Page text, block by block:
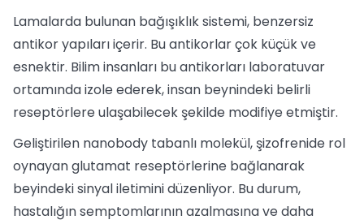
Lamalarda bulunan bağışıklık sistemi, benzersiz
antikor yapıları içerir. Bu antikorlar çok küçük ve
esnektir. Bilim insanları bu antikorları laboratuvar
ortamında izole ederek, insan beynindeki belirli
reseptörlere ulaşabilecek şekilde modifiye etmiştir.
Geliştirilen nanobody tabanlı molekül, şizofrenide rol
oynayan glutamat reseptörlerine bağlanarak
beyindeki sinyal iletimini düzenliyor. Bu durum,
hastalığın semptomlarının azalmasına ve daha